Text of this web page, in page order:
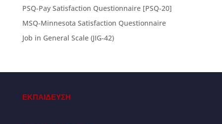
PSQ-Pay Satisfaction Questionnaire [PSQ-20]
MSQ-Minnesota Satisfaction Questionnaire
Job in General Scale (JIG-42)
ΕΚΠΑΙΔΕΥΣΗ